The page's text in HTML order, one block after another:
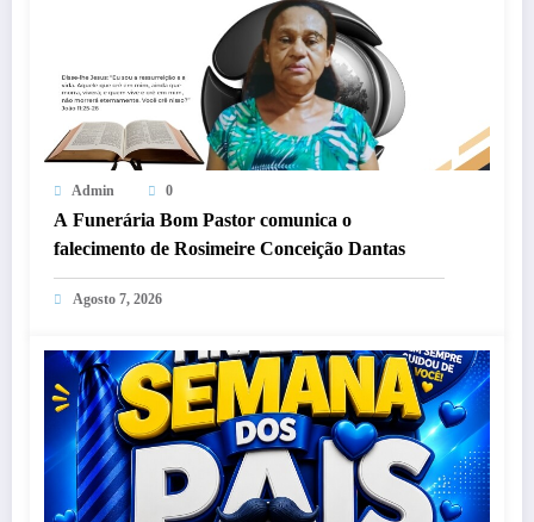
Admin 0
A Funerária Bom Pastor comunica o
falecimento de Rosimeire Conceição Dantas
Agosto 7, 2026